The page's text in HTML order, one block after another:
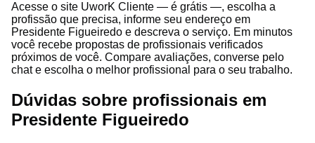
Acesse o site UworK Cliente — é grátis —, escolha a
profissão que precisa, informe seu endereço em
Presidente Figueiredo e descreva o serviço. Em minutos
você recebe propostas de profissionais verificados
próximos de você. Compare avaliações, converse pelo
chat e escolha o melhor profissional para o seu trabalho.
Dúvidas sobre profissionais em
Presidente Figueiredo